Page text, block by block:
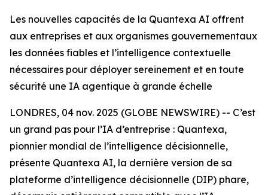
Les nouvelles capacités de la Quantexa AI offrent
aux entreprises et aux organismes gouvernementaux
les données fiables et l’intelligence contextuelle
nécessaires pour déployer sereinement et en toute
sécurité une IA agentique à grande échelle
LONDRES, 04 nov. 2025 (GLOBE NEWSWIRE) -- C’est
un grand pas pour l’IA d’entreprise : Quantexa,
pionnier mondial de l’intelligence décisionnelle,
présente Quantexa AI, la dernière version de sa
plateforme d’intelligence décisionnelle (DIP) phare,